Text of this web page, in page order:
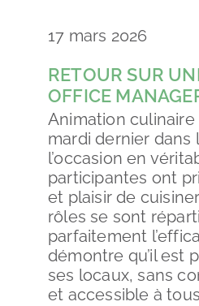
17 mars 2026
RETOUR SUR
OFFICE
Animation culinaire
mardi dernier dans
l’occasion en
participantes ont
et plaisir de
rôles se sont
parfaitement
démontre qu’il est
ses locaux, sans
et accessible à